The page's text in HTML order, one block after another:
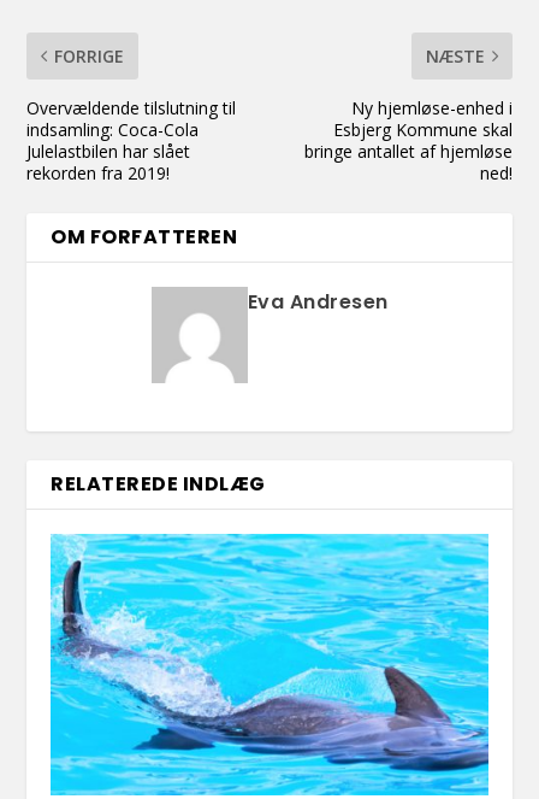
FORRIGE
Overvældende tilslutning til
indsamling: Coca-Cola
Julelastbilen har slået
rekorden fra 2019!
NÆSTE
Ny hjemløse-enhed i
Esbjerg Kommune skal
bringe antallet af hjemløse
ned!
OM FORFATTEREN
Eva Andresen
RELATEREDE INDLÆG